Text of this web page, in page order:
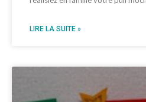
LIRE LA SUITE »